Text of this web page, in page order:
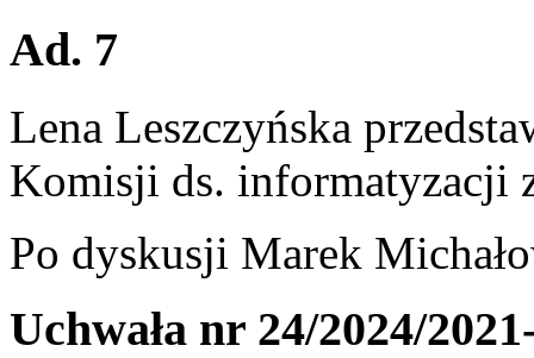
Ad. 7
Lena Leszczyńska
Komisji ds. informatyzacji
Po dyskusji Marek
Uchwała nr 24/2024/